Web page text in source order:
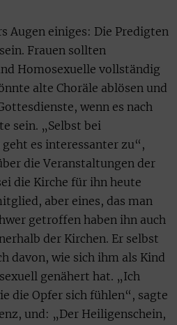
Augen einiges: Die Predigten
Frauen sollten
Homosexuelle vollständig
alte Choräle ablösen und
wenn es nach
sein. „Selbst bei
es interessanter zu“,
die Veranstaltungen der
die Kirche für ihn heute
aber eines, das man
getroffen haben ihn auch
der Kirchen. Er selbst
davon, wie sich ihm als Kind
genähert hat. „Ich
die Opfer sich fühlen“, sagte
und: „Der Heiligenschein,